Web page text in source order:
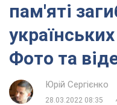
пам'яті
Фото та
Юрій Сергієнко
28.03.2022 08:35